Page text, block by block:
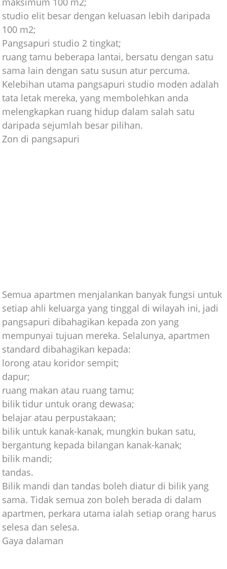
studio elit besar dengan keluasan lebih daripada
100 m2;
Pangsapuri studio 2 tingkat;
ruang tamu beberapa lantai, bersatu dengan satu
sama lain dengan satu susun atur percuma.
Kelebihan utama pangsapuri studio moden adalah
tata letak mereka, yang membolehkan anda
melengkapkan ruang hidup dalam salah satu
daripada sejumlah besar pilihan.
Zon di pangsapuri
Semua apartmen menjalankan banyak fungsi untuk
setiap ahli keluarga yang tinggal di wilayah ini, jadi
pangsapuri dibahagikan kepada zon yang
mempunyai tujuan mereka. Selalunya, apartmen
standard dibahagikan kepada:
lorong atau koridor sempit;
dapur;
ruang makan atau ruang tamu;
bilik tidur untuk orang dewasa;
belajar atau perpustakaan;
bilik untuk kanak-kanak, mungkin bukan satu,
bergantung kepada bilangan kanak-kanak;
bilik mandi;
tandas.
Bilik mandi dan tandas boleh diatur di bilik yang
sama. Tidak semua zon boleh berada di dalam
apartmen, perkara utama ialah setiap orang harus
selesa dan selesa.
Gaya dalaman